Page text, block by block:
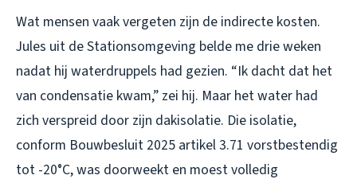
Wat mensen vaak vergeten zijn de indirecte kosten.
Jules uit de Stationsomgeving belde me drie weken
nadat hij waterdruppels had gezien. “Ik dacht dat het
van condensatie kwam,” zei hij. Maar het water had
zich verspreid door zijn dakisolatie. Die isolatie,
conform Bouwbesluit 2025 artikel 3.71 vorstbestendig
tot -20°C, was doorweekt en moest volledig